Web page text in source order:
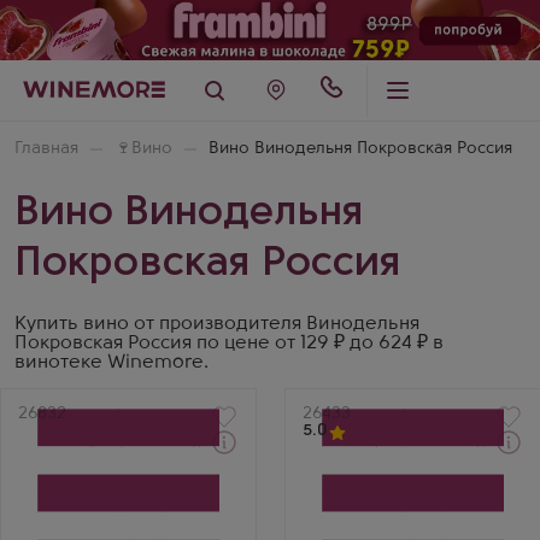
Главная 🍷 Вино Вино Винодельня Покровская Россия
Вино Винодельня
Покровская Россия
Купить вино от производителя Винодельня
Покровская Россия по цене от 129 ₽ до 624 ₽ в
винотеке Winemore.
Артикул
26832
Aged
Артикул
26433
5.0
Chardonnay